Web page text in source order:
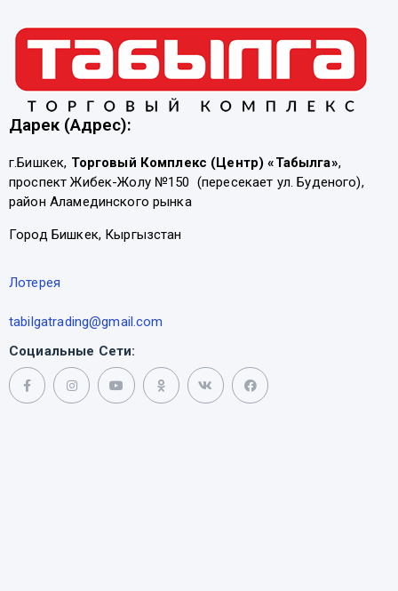
Дарек (Адрес):
г.Бишкек, Торговый Комплекс (Центр) «Табылга»,
проспект Жибек-Жолу №150 (пересекает ул. Буденого),
район Аламединского рынка
Город Бишкек, Кыргызстан
Лотерея
tabilgatrading@gmail.com
Социальные Сети: